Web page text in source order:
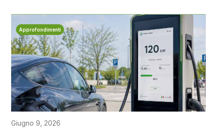
Approfondimenti
Giugno 9, 2026